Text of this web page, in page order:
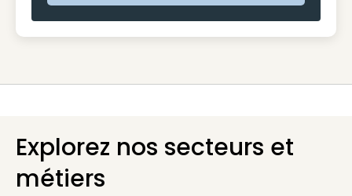
Explorez nos secteurs et
métiers